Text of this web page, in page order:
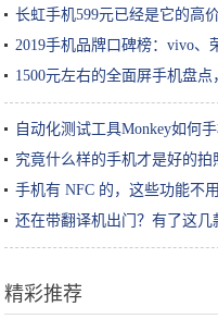
长虹手机599元已经是它的高
比
2019手机品牌口碑榜：vivo、
1500元左右的全面屏手机盘
自动化测试工具Monkey如何
究竟什么样的手机才是好的拍
手机有 NFC 的，这些功能不
还在带翻译机出门？有了这
精彩推荐